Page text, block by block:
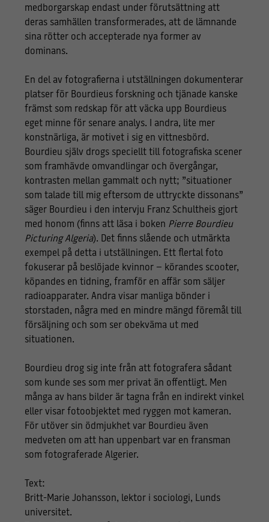
medborgarskap endast under förutsättning att
deras samhällen transformerades, att de lämnande
sina rötter och accepterade nya former av
dominans.
En del av fotografierna i utställningen dokumenterar
platser för Bourdieus forskning och tjänade kanske
främst som redskap för att väcka upp Bourdieus
eget minne för senare analys. I andra, lite mer
konstnärliga, är motivet i sig en vittnesbörd.
Bourdieu själv drogs speciellt till fotografiska scener
som framhävde omvandlingar och övergångar,
kontrasten mellan gammalt och nytt; ”situationer
som talade till mig eftersom de uttryckte dissonans”
säger Bourdieu i den intervju Franz Schultheis gjort
med honom (finns att läsa i boken Pierre Bourdieu
Picturing Algeria). Det finns slående och utmärkta
exempel på detta i utställningen. Ett flertal foto
fokuserar på beslöjade kvinnor – körandes scooter,
köpandes en tidning, framför en affär som säljer
radioapparater. Andra visar manliga bönder i
storstaden, några med en mindre mängd föremål till
försäljning och som ser obekväma ut med
situationen.
Bourdieu drog sig inte från att fotografera sådant
som kunde ses som mer privat än offentligt. Men
många av hans bilder är tagna från en indirekt vinkel
eller visar fotoobjektet med ryggen mot kameran.
För utöver sin ödmjukhet var Bourdieu även
medveten om att han uppenbart var en fransman
som fotograferade Algerier.
Text:
Britt-Marie Johansson, lektor i sociologi, Lunds
universitet.